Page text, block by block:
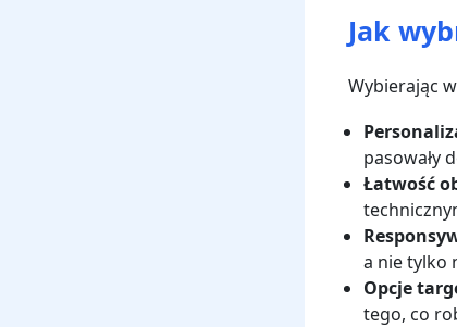
Jak
Wybierając
pasowały
Łatwość
a nie tylko
Opcje
tego, co